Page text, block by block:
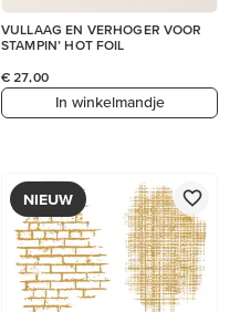
VULLAAG EN VERHOGER VOOR
STAMPIN’ HOT FOIL
€ 27,00
In winkelmandje
NIEUW